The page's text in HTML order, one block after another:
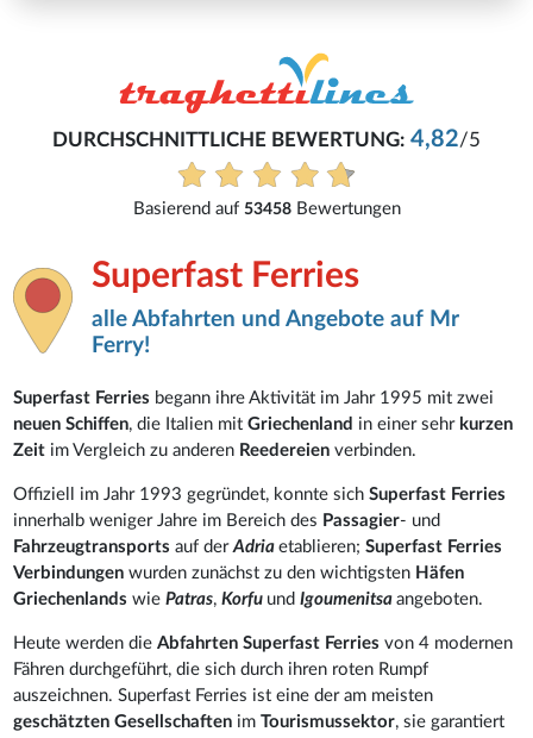
DURCHSCHNITTLICHE BEWERTUNG: 4,82/5
Basierend auf 53458Bewertungen
Superfast Ferries
alle Abfahrten und Angebote auf Mr
Ferry!
Superfast Ferries begann ihre Aktivität im Jahr 1995 mit zwei
neuen Schiffen, die Italien mitGriechenland in einer sehr kurzen
Zeit im Vergleich zu anderen Reedereienverbinden.
Offiziell im Jahr 1993 gegründet, konnte sichSuperfast Ferries
innerhalb weniger Jahre im Bereich des Passagier- und
Fahrzeugtransports auf derAdriaetablieren;Superfast Ferries
Verbindungen wurden zunächst zu den wichtigsten Häfen
Griechenlands wiePatras,Korfu undIgoumenitsaangeboten.
Heute werden dieAbfahrten Superfast Ferries von 4 modernen
Fähren durchgeführt, die sich durch ihren roten Rumpf
auszeichnen. Superfast Ferries ist eine der am meisten
geschätzten Gesellschaften imTourismussektor, sie garantiert